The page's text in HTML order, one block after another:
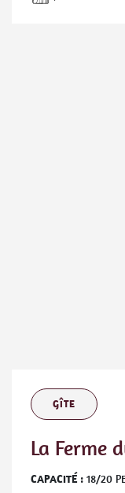
GÎTE
La Ferme
CAPACITÉ : 18/20